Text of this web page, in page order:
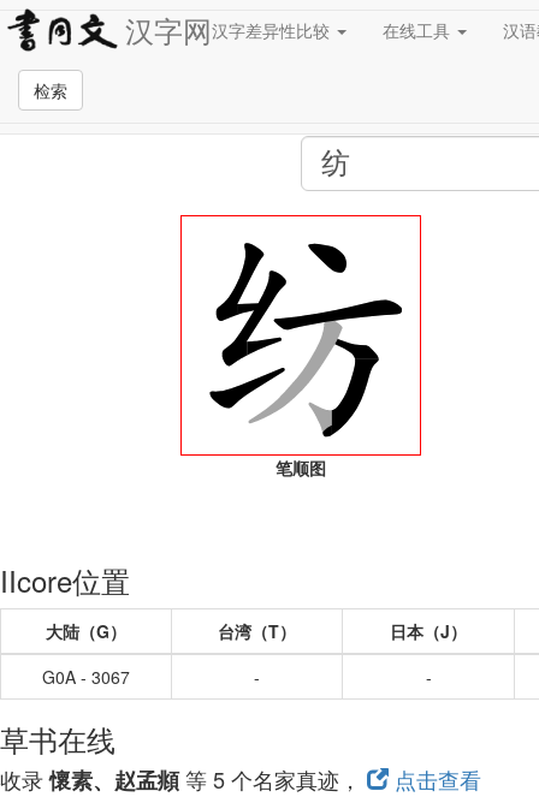
汉字网汉字差异性比较 在线工具 汉
检索
全站检索页面
笔顺图
IIcore位置
大陆（G） 台湾（T）
日本（J）
G0A - 3067
- -
草书在线
收录懷素、赵孟頫等 5 个名家真迹， 点击查看